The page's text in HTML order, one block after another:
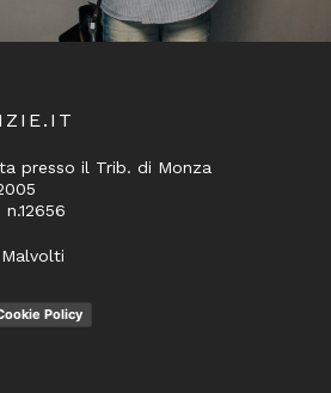
presso il Trib. di Monza
n.12656
Policy